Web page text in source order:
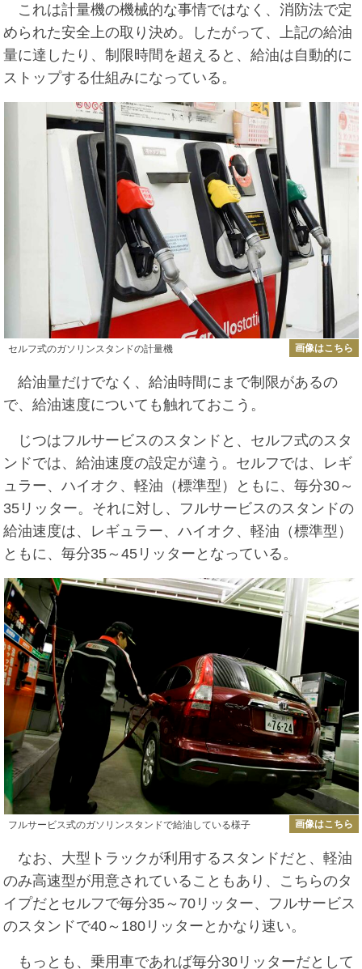
これは計量機の機械的な事情ではなく、消防法で定
められた安全上の取り決め。したがって、上記の給油
量に達したり、制限時間を超えると、給油は自動的に
ストップする仕組みになっている。
セルフ式のガソリンスタンドの計量機 画像はこちら
給油量だけでなく、給油時間にまで制限があるの
で、給油速度についても触れておこう。
じつはフルサービスのスタンドと、セルフ式のスタ
ンドでは、給油速度の設定が違う。セルフでは、レギ
ュラー、ハイオク、軽油（標準型）ともに、毎分30～
35リッター。それに対し、フルサービスのスタンドの
給油速度は、レギュラー、ハイオク、軽油（標準型）
ともに、毎分35～45リッターとなっている。
フルサービス式のガソリンスタンドで給油している様子 画像はこちら
なお、大型トラックが利用するスタンドだと、軽油
のみ高速型が用意されていることもあり、こちらのタ
イプだとセルフで毎分35～70リッター、フルサービス
のスタンドで40～180リッターとかなり速い。
もっとも、乗用車であれば毎分30リッターだとして